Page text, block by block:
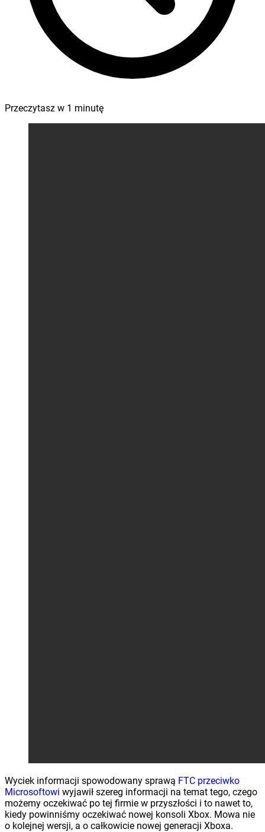
Przeczytasz w 1 minutę
Wyciek informacji spowodowany sprawą FTC przeciwko
Microsoftowi wyjawił szereg informacji na temat tego, czego
możemy oczekiwać po tej firmie w przyszłości i to nawet to,
kiedy powinniśmy oczekiwać nowej konsoli Xbox. Mowa nie
o kolejnej wersji, a o całkowicie nowej generacji Xboxa.